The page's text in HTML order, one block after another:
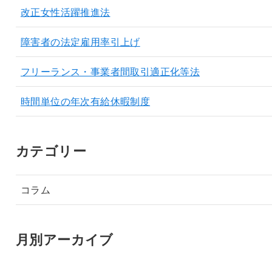
改正女性活躍推進法
障害者の法定雇用率引上げ
フリーランス・事業者間取引適正化等法
時間単位の年次有給休暇制度
カテゴリー
コラム
月別アーカイブ